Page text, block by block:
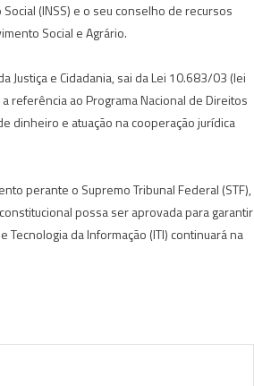
(INSS) e o seu conselho de recursos
Social e Agrário.
Justiça e Cidadania, sai da Lei 10.683/03 (lei
referência ao Programa Nacional de Direitos
dinheiro e atuação na cooperação jurídica
perante o Supremo Tribunal Federal (STF),
possa ser aprovada para garantir
da Informação (ITI) continuará na